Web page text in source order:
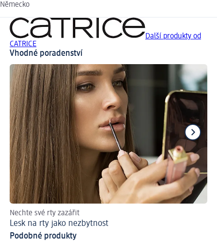
Německo
Další produkty od
CATRICE
Vhodné poradenství
Nechte své rty zazářit
Lesk na rty jako nezbytnost
Podobné produkty